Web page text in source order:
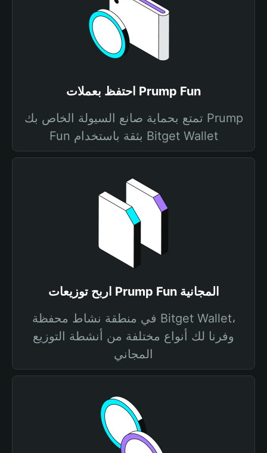
احتفظ بعملات Prump Fun
تمتع بحماية صانع السيولة الخاص بك Prump
Fun بثقة باستخدام Bitget Wallet
اربح توزيعات Prump Fun المجانية
في منطقة نشاط محفظة Bitget Wallet،
وفرنا لك أنواع مختلفة من أنشطة التوزيع
المجاني